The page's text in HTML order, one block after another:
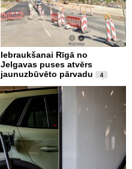
Iebraukšanai Rīgā no
Jelgavas puses atvērs
jaunuzbūvēto pārvadu
4